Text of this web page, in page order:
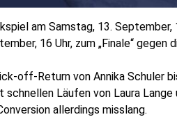
am Samstag, 13.
16 Uhr, zum „Finale“
off-Return von Annika Schuler
schnellen Läufen von Laura
allerdings misslang.